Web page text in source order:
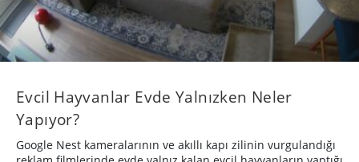
Evcil Hayvanlar Evde Yalnızken Neler
Yapıyor?
Google Nest kameralarının ve akıllı kapı zilinin vurgulandığı